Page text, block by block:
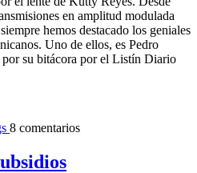
en amplitud modulada
hemos destacado los geniales
Uno de ellos, es Pedro
su bitácora por el Listín Diario
8 comentarios